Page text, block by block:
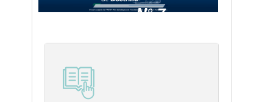
N° 7- 05/11/2025